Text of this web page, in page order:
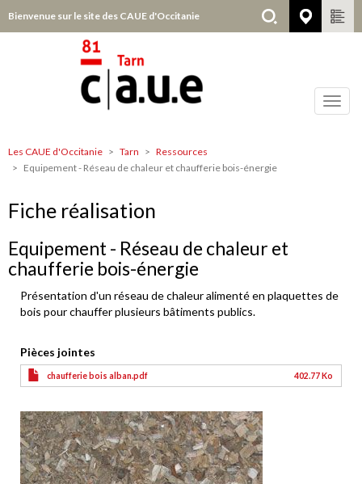
au
Bienvenue sur le site des CAUE d'Occitanie Tarn
Tarn
Les CAUE d'Occitanie Tarn
Ressources
Equipement - Réseau de chaleur et chaufferie bois-énergie
Fiche réalisation
Equipement - Réseau de chaleur et
chaufferie bois-énergie
Présentation d'un réseau de chaleur alimenté en plaquettes de
bois pour chauffer plusieurs bâtiments publics.
Pièces jointes
chaufferie bois alban.pdf 402.77 Ko